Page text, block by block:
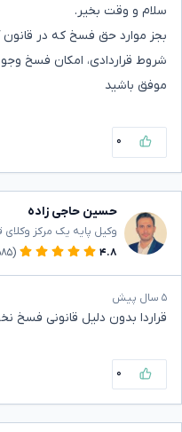
سلام و وقت بخیر.
بجز موارد حق فسخ که در
شروط قراردادی، امکان فسخ
موفق باشید
۰
حسین حاجی زاده
وکیل پایه یک مرکز
۴.۸
(۵۸۵)
۵ سال پیش
قراردا بدون دلیل قانونی فسخ
۰